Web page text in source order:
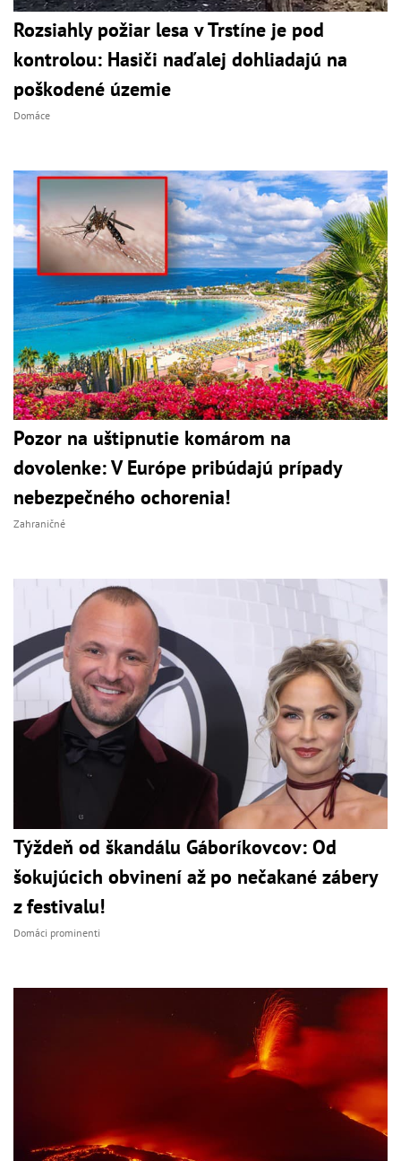
Rozsiahly požiar lesa v Trstíne je pod
kontrolou: Hasiči naďalej dohliadajú na
poškodené územie
Domáce
Pozor na uštipnutie komárom na
dovolenke: V Európe pribúdajú prípady
nebezpečného ochorenia!
Zahraničné
Týždeň od škandálu Gáboríkovcov: Od
šokujúcich obvinení až po nečakané zábery
z festivalu!
Domáci prominenti